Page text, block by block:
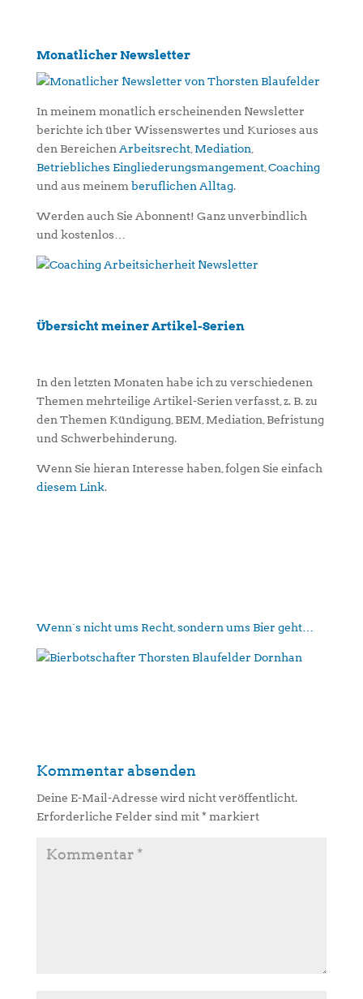
Monatlicher Newsletter
In meinem monatlich erscheinenden Newsletter
berichte ich über Wissenswertes und Kurioses aus
den BereichenArbeitsrecht,Mediation,
Betriebliches Eingliederungsmangement,Coaching
und aus meinemberuflichen Alltag.
Werden auch Sie Abonnent! Ganz unverbindlich
und kostenlos…
Übersicht meiner Artikel-Serien
In den letzten Monaten habe ich zu verschiedenen
Themen mehrteilige Artikel-Serien verfasst, z. B. zu
den Themen Kündigung, BEM, Mediation, Befristung
und Schwerbehinderung.
Wenn Sie hieran Interesse haben, folgen Sie einfach
diesem Link.
Wenn´s nicht ums Recht, sondern ums Bier geht…
Kommentar absenden
Deine E-Mail-Adresse wird nicht veröffentlicht.
Erforderliche Felder sind mit* markiert